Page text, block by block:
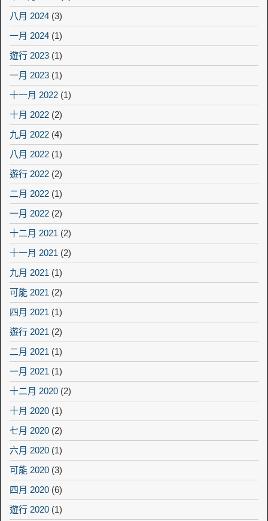
八月 2024 (3)
一月 2024 (1)
遊行 2023 (1)
一月 2023 (1)
十一月 2022 (1)
十月 2022 (2)
九月 2022 (4)
八月 2022 (1)
遊行 2022 (2)
二月 2022 (1)
一月 2022 (2)
十二月 2021 (2)
十一月 2021 (2)
九月 2021 (1)
可能 2021 (2)
四月 2021 (1)
遊行 2021 (2)
二月 2021 (1)
一月 2021 (1)
十二月 2020 (2)
十月 2020 (1)
七月 2020 (2)
六月 2020 (1)
可能 2020 (3)
四月 2020 (6)
遊行 2020 (1)